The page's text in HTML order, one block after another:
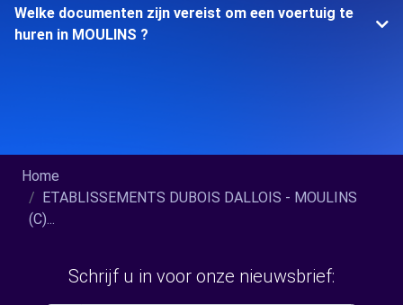
Welke documenten zijn vereist om een voertuig te
huren in MOULINS ?
Home
ETABLISSEMENTS DUBOIS DALLOIS - MOULINS
(C)...
Schrijf u in voor onze nieuwsbrief: